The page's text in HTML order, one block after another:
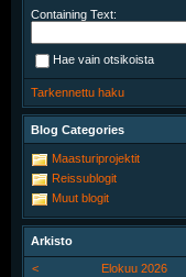
Containing Text:
Hae vain otsikoista
Tarkennettu haku
Blog Categories
Maasturiprojektit
Reissublogit
Muut blogit
Arkisto
<
Elokuu 2026